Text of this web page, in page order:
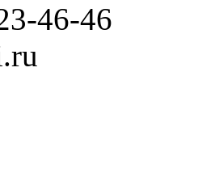
46-46